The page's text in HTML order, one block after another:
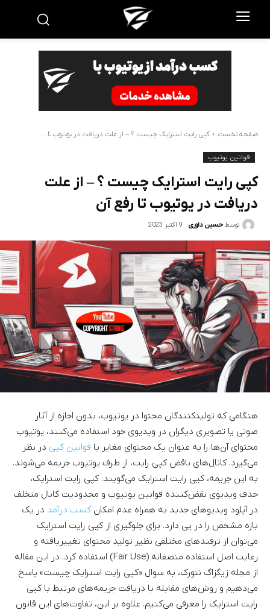
صفحه نخست کپی رایت استرایک چیست ؟ – از علت دریافت در یوتیوب تا...
قوانین یوتیوب
کپی رایت استرایک چیست ؟ – از علت
دریافت در یوتیوب تا رفع آن
توسط حسین داوری 9 اکتبر 2023
هنگامی که تولیدکنندگان محتوا در یوتیوب، بدون اجازه از آثار
صوتی یا تصویری دیگران در ویدیوی خود استفاده می‌کنند، یوتیوب
محتوای آن‌ها را به عنوان یک محتوای مغایر با قوانین کپی در نظر
می‌گیرد. کانال‌های ناقض کپی رایت، از طرف یوتیوب جریمه می‌شوند.
به این جریمه، کپی رایت استرایک می‌گویند. کپی رایت استرایک،
حذف ویدیوی نقض‌کننده قوانین یوتیوب و محدودیت کانال متخلف
در آپلود ویدیوهای جدید به همراه عدم امکان کسب درآمد در یک
بازه مشخص را در پی دارد. برای جلوگیری از کپی رایت استرایک
می‌توان از ترفندهای مختلفی نظیر تولید محتوای تغییریافته و
رعایت اصل استفاده منصفانه (Fair Use) استفاده کرد. در این مقاله
از مجله زیگزاگ نتورک، به سوال «کپی رایت استرایک چیست» پاسخ
می‌دهیم و روش‌های مقابله با دریافت جریمه‌های مرتبط با کپی
رایت استرایک را معرفی می‌کنیم. علاوه بر این، تفاوت‌های این قانون